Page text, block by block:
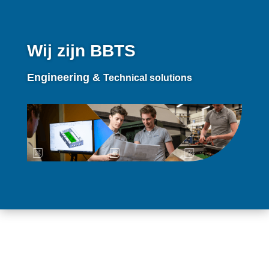
Wij zijn BBTS
Engineering & Technical solutions